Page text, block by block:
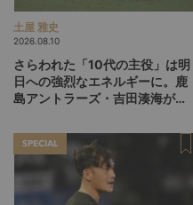
土屋 雅史
2026.08.10
さらわれた「10代の主役」は明
日への強烈なエネルギーに。鹿
島アントラーズ・吉田湊海が足
トステージ」
SPECIAL